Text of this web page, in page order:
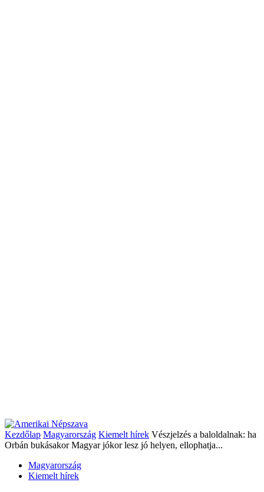
Kezdőlap Magyarország Kiemelt hírek Vészjelzés a baloldalnak: ha
Orbán bukásakor Magyar jókor lesz jó helyen, ellophatja...
Magyarország
Kiemelt hírek